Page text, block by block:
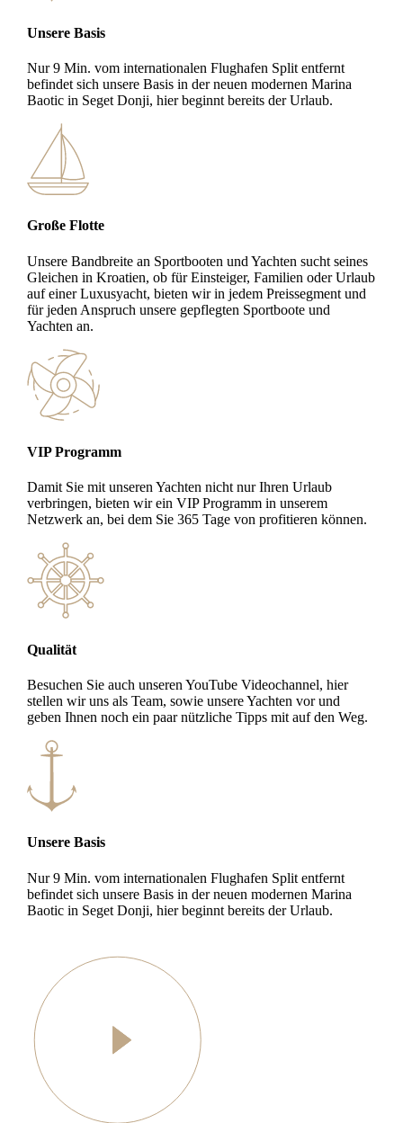
Unsere Basis
Nur 9 Min. vom internationalen Flughafen Split entfernt
befindet sich unsere Basis in der neuen modernen Marina
Baotic in Seget Donji, hier beginnt bereits der Urlaub.
Große Flotte
Unsere Bandbreite an Sportbooten und Yachten sucht seines
Gleichen in Kroatien, ob für Einsteiger, Familien oder Urlaub
auf einer Luxusyacht, bieten wir in jedem Preissegment und
für jeden Anspruch unsere gepflegten Sportboote und
Yachten an.
VIP Programm
Damit Sie mit unseren Yachten nicht nur Ihren Urlaub
verbringen, bieten wir ein VIP Programm in unserem
Netzwerk an, bei dem Sie 365 Tage von profitieren können.
Qualität
Besuchen Sie auch unseren YouTube Videochannel, hier
stellen wir uns als Team, sowie unsere Yachten vor und
geben Ihnen noch ein paar nützliche Tipps mit auf den Weg.
Unsere Basis
Nur 9 Min. vom internationalen Flughafen Split entfernt
befindet sich unsere Basis in der neuen modernen Marina
Baotic in Seget Donji, hier beginnt bereits der Urlaub.